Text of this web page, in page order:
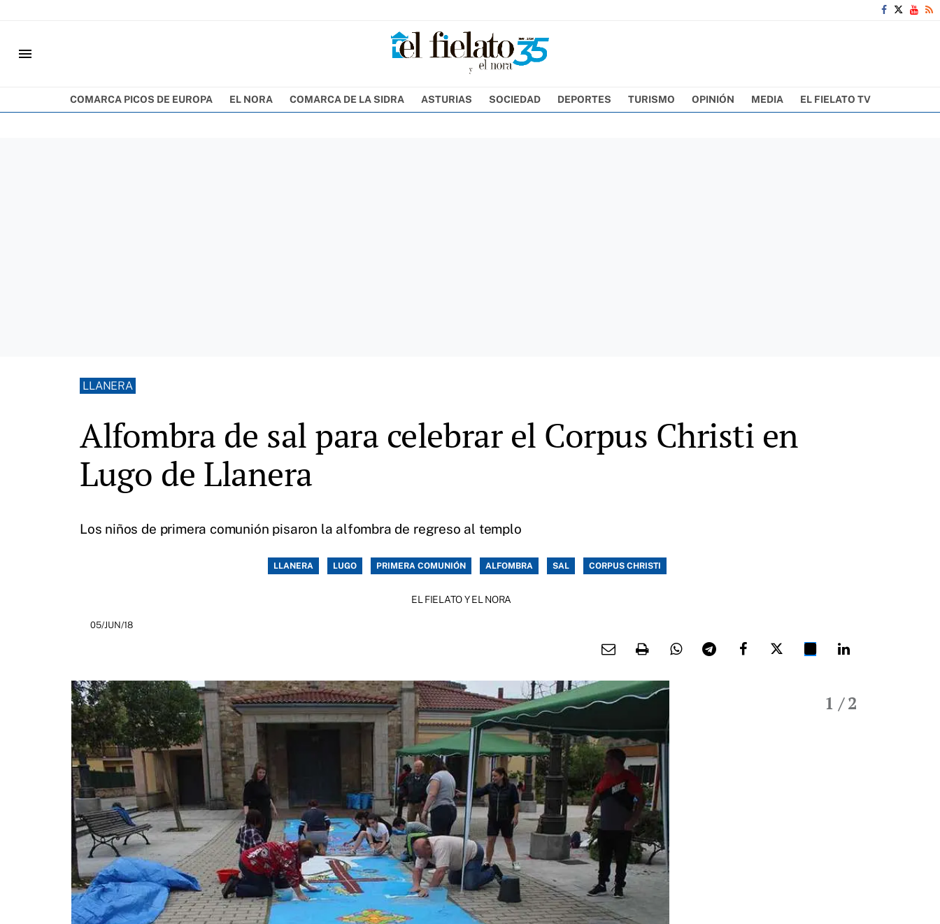
menu
COMARCA PICOS DE EUROPA EL NORA COMARCA DE LA SIDRA ASTURIAS SOCIEDAD DEPORTES TURISMO OPINIÓN MEDIA EL FIELATO TV
LLANERA
Alfombra de sal para celebrar el Corpus Christi en
Lugo de Llanera
Los niños de primera comunión pisaron la alfombra de regreso al templo
LLANERA LUGO PRIMERA COMUNIÓN ALFOMBRA SAL CORPUS CHRISTI
EL FIELATO Y EL NORA
05/JUN/18
1 / 2